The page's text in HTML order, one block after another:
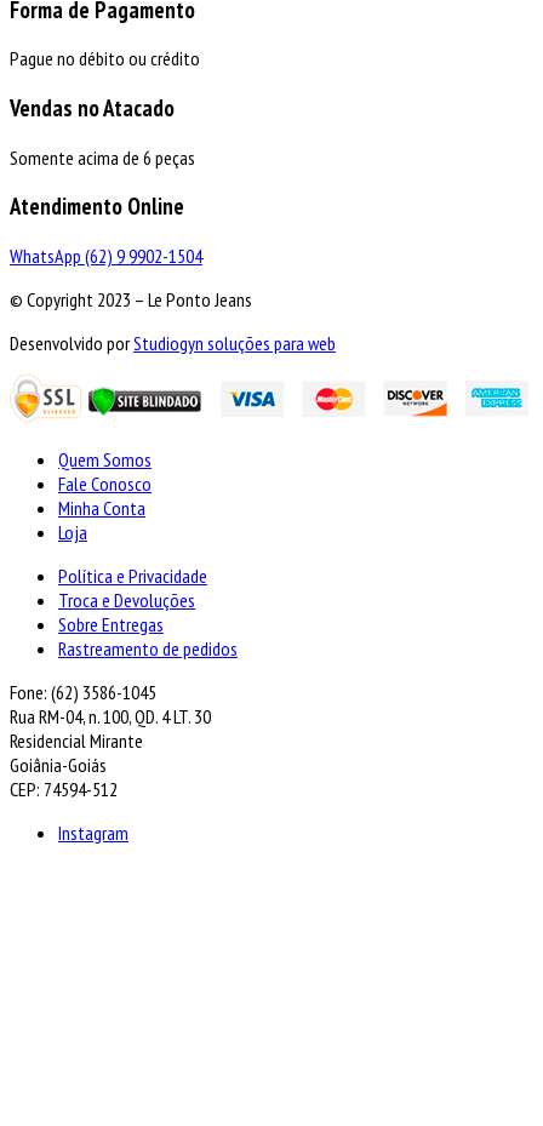
Forma de Pagamento
Pague no débito ou crédito
Vendas no Atacado
Somente acima de 6 peças
Atendimento Online
WhatsApp (62) 9 9902-1504
© Copyright 2023 – Le Ponto Jeans
Desenvolvido porStudiogyn soluções para web
Quem Somos
Fale Conosco
Minha Conta
Loja
Política e Privacidade
Troca e Devoluções
Sobre Entregas
Rastreamento de pedidos
Fone: (62) 3586-1045
Rua RM-04, n. 100, QD. 4 LT. 30
Residencial Mirante
Goiânia-Goiás
CEP: 74594-512
Instagram